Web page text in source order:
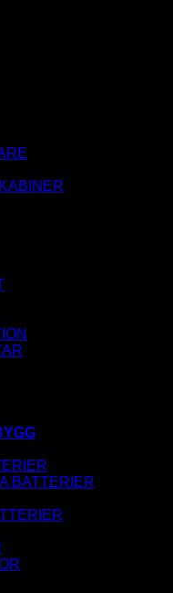
BATTERIER